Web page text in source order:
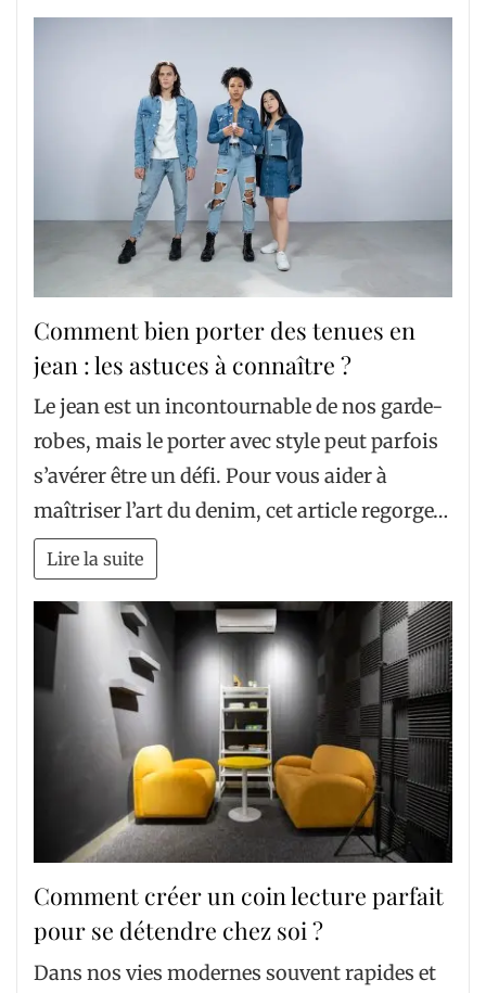
Comment bien porter des tenues en
jean : les astuces à connaître ?
Le jean est un incontournable de nos garde-
robes, mais le porter avec style peut parfois
s’avérer être un défi. Pour vous aider à
maîtriser l’art du denim, cet article regorge…
Lire la suite
Comment créer un coin lecture parfait
pour se détendre chez soi ?
Dans nos vies modernes souvent rapides et